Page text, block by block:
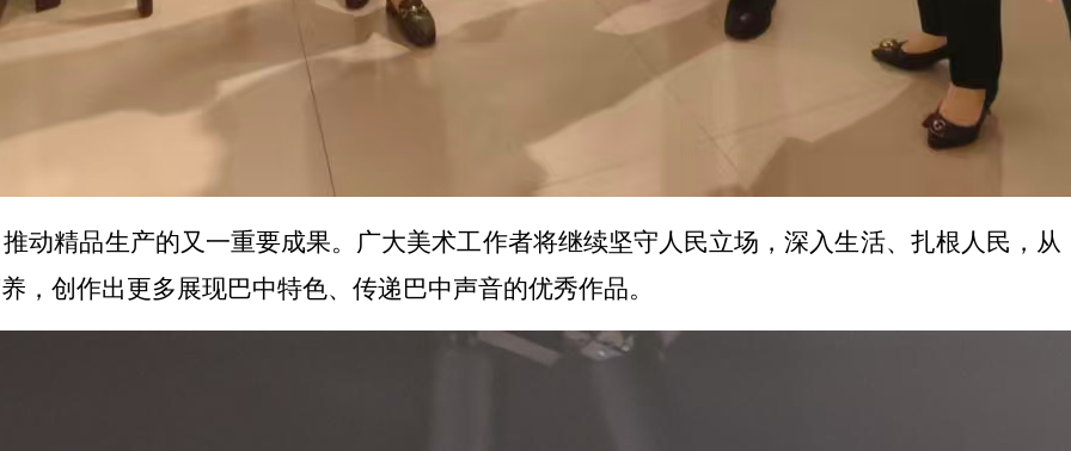
动精品生产的又一重要成果。广大美术工作者将继续坚守人民立场，深入生活、扎根人民，从
，创作出更多展现巴中特色、传递巴中声音的优秀作品。